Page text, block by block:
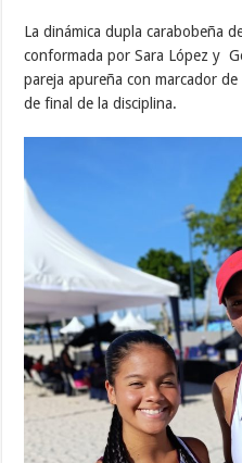
La dinámica dupla carabobeña
conformada por Sara López y
pareja apureña con marcador
de final de la disciplina.